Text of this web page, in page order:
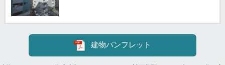
建物パンフレット